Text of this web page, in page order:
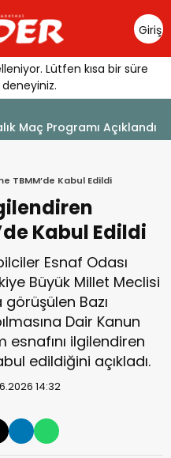
Giriş
Yap
Lütfen kısa bir süre
Dualarla Son Yolculuğuna
TBMM’de Kabul Edildi
Kabul Edildi
Esnaf Odası
Büyük Millet Meclisi
görüşülen Bazı
Dair Kanun
esnafını ilgilendiren
edildiğini açıkladı.
14:32